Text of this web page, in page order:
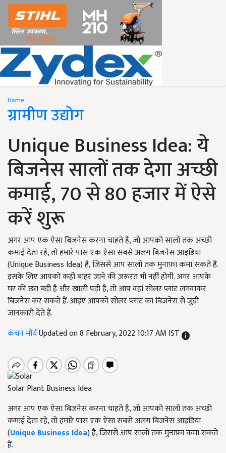
Home
ग्रामीण उद्योग
Unique Business Idea: ये
बिजनेस सालों तक देगा अच्छी
कमाई, 70 से 80 हजार में ऐसे
करें शुरू
अगर आप एक ऐसा बिजनेस करना चाहते हैं, जो आपको सालों तक अच्छी
कमाई देता रहे, तो हमारे पास एक ऐसा सबसे अलग बिजनेस आइडिया
(Unique Business Idea) है, जिससे आप सालों तक मुनाफ़ा कमा सकते हैं.
इसके लिए आपको कहीं बाहर जाने की ज़रूरत भी नहीं होगी. अगर आपके
घर की छत बड़ी है और खाली पड़ी है, तो आप वहां सोलर प्लांट लगवाकर
बिजनेस कर सकते हैं. आइए आपको सोलर प्लांट का बिजनेस से जुड़ी
जानकारी देते हैं.
कंचन मौर्यUpdated on 8 February, 2022 10:17 AM IST
Solar Plant Business Idea
अगर आप एक ऐसा बिजनेस करना चाहते हैं, जो आपको सालों तक अच्छी
कमाई देता रहे, तो हमारे पास एक ऐसा सबसे अलग बिजनेस आइडिया
(Unique Business Idea) है, जिससे आप सालों तक मुनाफ़ा कमा सकते
हैं.